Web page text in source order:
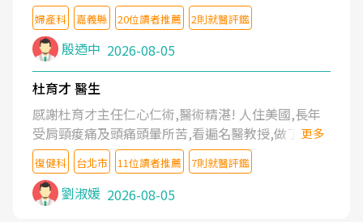
婦產科 嘉義縣 20位讀者推薦 2則就醫評鑑
殷迺中 2026-08-05
杜育才 醫生
感謝杜育才主任仁心仁術,醫術精湛! 人住美國,長年
受肩頸痠痛及頭痛頭暈所苦,看遍名醫教授,做了各種
檢查,也嘗試過西醫打針,中醫針灸及物理徒手治療都
沒有用,後來連吃到嗎啡類止痛藥都效果有限,只是壓
症狀,沒多久就痛起來,多年失眠嚴重影響生活品質.
台灣親友介紹忠孝醫院杜育才主任是頸頭症候群專
更多
復健科 台北市 11位讀者推薦 7則就醫評鑑
劉淑媛 2026-08-05